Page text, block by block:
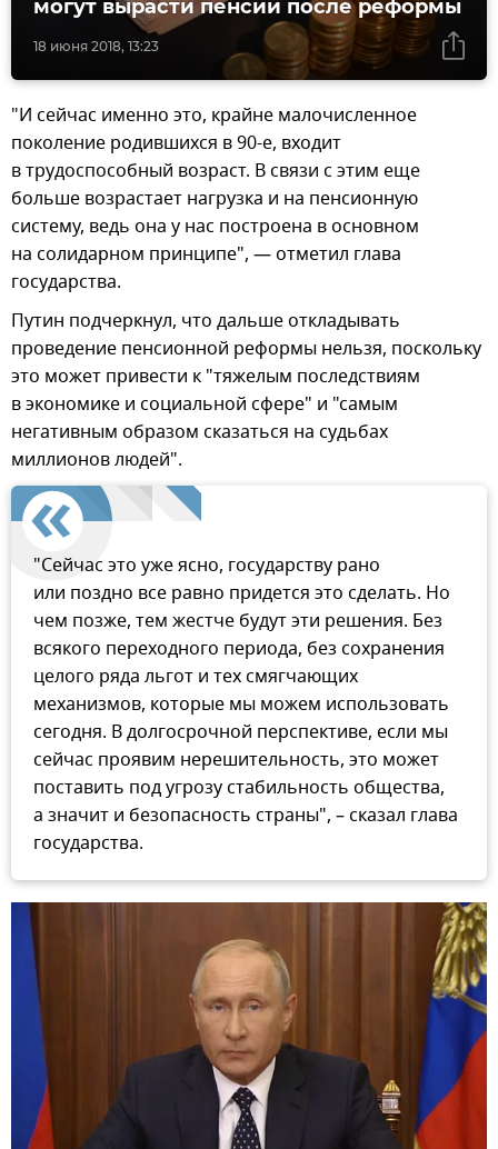
18 июня 2018, 13:23
могут вырасти пенсии после реформы
"И сейчас именно это, крайне малочисленное
поколение родившихся в 90-е, входит
в трудоспособный возраст. В связи с этим еще
больше возрастает нагрузка и на пенсионную
систему, ведь она у нас построена в основном
на солидарном принципе", — отметил глава
государства.
Путин подчеркнул, что дальше откладывать
проведение пенсионной реформы нельзя, поскольку
это может привести к "тяжелым последствиям
в экономике и социальной сфере" и "самым
негативным образом сказаться на судьбах
миллионов людей".
"Сейчас это уже ясно, государству рано
или поздно все равно придется это сделать. Но
чем позже, тем жестче будут эти решения. Без
всякого переходного периода, без сохранения
целого ряда льгот и тех смягчающих
механизмов, которые мы можем использовать
сегодня. В долгосрочной перспективе, если мы
сейчас проявим нерешительность, это может
поставить под угрозу стабильность общества,
а значит и безопасность страны", – сказал глава
государства.